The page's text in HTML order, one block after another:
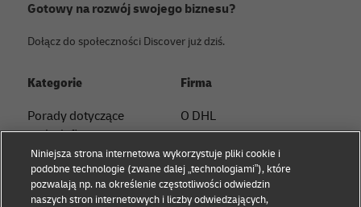
Gotowy na rozwój swojego biznesu?
Dołącz do społeczności Discover już dziś.
Kategorie
Porady dotyczące
małych firm
Porady dotyczące e-
commerce
Firma
O DHL
Skontaktuj się z nami
Centrum prasowe
Niniejsza strona internetowa wykorzystuje pliki cookie i
podobne technologie (zwane dalej „technologiami”), które
pozwalają np. na określenie częstotliwości odwiedzin
naszych stron internetowych i liczby odwiedzających,